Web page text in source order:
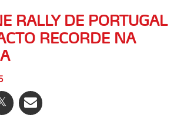
RALLY DE PORTUGAL
RECORDE NA